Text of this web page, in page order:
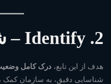
2. Identify – شناسایی
هدف از این تابع، درک کامل وضعیت
شناسایی دقیق، به سازمان کمک